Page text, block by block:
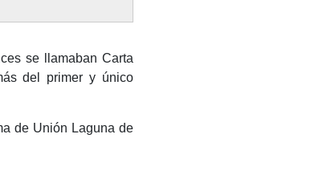
se llamaban Carta
del primer y único
de Unión Laguna de